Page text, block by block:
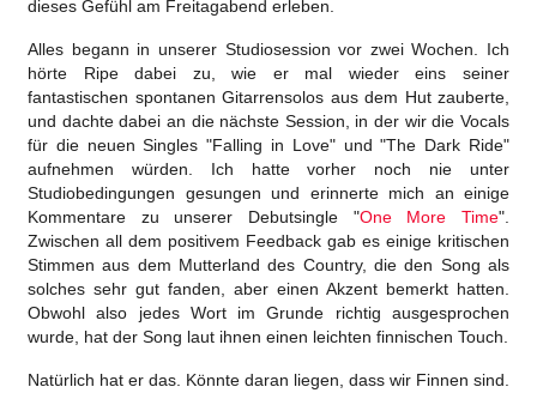
dieses Gefühl am Freitagabend erleben.
Alles begann in unserer Studiosession vor zwei Wochen. Ich
hörte Ripe dabei zu, wie er mal wieder eins seiner
fantastischen spontanen Gitarrensolos aus dem Hut zauberte,
und dachte dabei an die nächste Session, in der wir die Vocals
für die neuen Singles "Falling in Love" und "The Dark Ride"
aufnehmen würden. Ich hatte vorher noch nie unter
Studiobedingungen gesungen und erinnerte mich an einige
Kommentare zu unserer Debutsingle "One More Time".
Zwischen all dem positivem Feedback gab es einige kritischen
Stimmen aus dem Mutterland des Country, die den Song als
solches sehr gut fanden, aber einen Akzent bemerkt hatten.
Obwohl also jedes Wort im Grunde richtig ausgesprochen
wurde, hat der Song laut ihnen einen leichten finnischen Touch.
Natürlich hat er das. Könnte daran liegen, dass wir Finnen sind.